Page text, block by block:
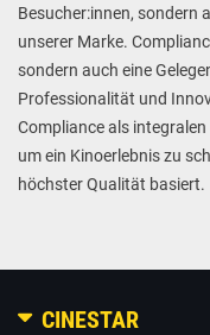
Besucher:innen, sondern
unserer Marke.
sondern auch eine
Professionalität und
Compliance als
um ein Kinoerlebnis zu
höchster Qualität basiert.
CINESTAR